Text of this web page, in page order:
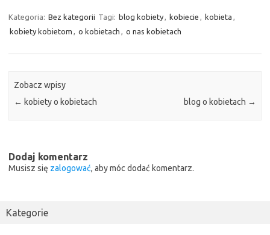
Kategoria: Bez kategorii Tagi: blog kobiety, kobiecie , kobieta ,
kobiety kobietom , o kobietach , o nas kobietach
Zobacz wpisy
← kobiety o kobietach blog o kobietach →
Dodaj komentarz
Musisz się zalogować, aby móc dodać komentarz.
Kategorie